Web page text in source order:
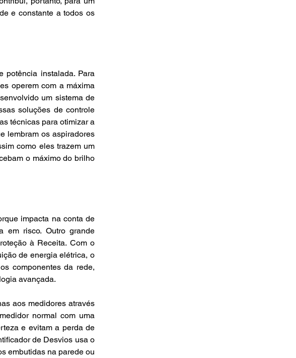
e constante a todos os
potência instalada. Para
operem com a máxima
um sistema de
soluções de controle
técnicas para otimizar a
lembram os aspiradores
como eles trazem um
o máximo do brilho
impacta na conta de
em risco. Outro grande
à Receita. Com o
de energia elétrica, o
componentes da rede,
avançada.
aos medidores através
normal com uma
e evitam a perda de
de Desvios usa o
embutidas na parede ou